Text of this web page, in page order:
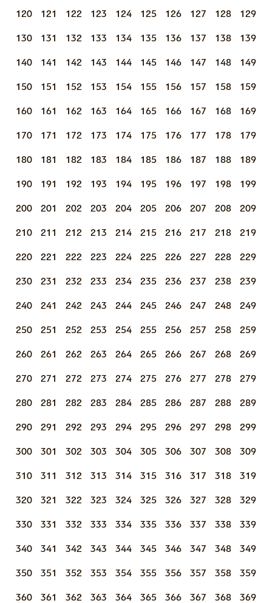
120 121 122 123 124 125 126 127 128 129
130 131 132 133 134 135 136 137 138 139
140 141 142 143 144 145 146 147 148 149
150 151 152 153 154 155 156 157 158 159
160 161 162 163 164 165 166 167 168 169
170 171 172 173 174 175 176 177 178 179
180 181 182 183 184 185 186 187 188 189
190 191 192 193 194 195 196 197 198 199
200 201 202 203 204 205 206 207 208 209
210 211 212 213 214 215 216 217 218 219
220 221 222 223 224 225 226 227 228 229
230 231 232 233 234 235 236 237 238 239
240 241 242 243 244 245 246 247 248 249
250 251 252 253 254 255 256 257 258 259
260 261 262 263 264 265 266 267 268 269
270 271 272 273 274 275 276 277 278 279
280 281 282 283 284 285 286 287 288 289
290 291 292 293 294 295 296 297 298 299
300 301 302 303 304 305 306 307 308 309
310 311 312 313 314 315 316 317 318 319
320 321 322 323 324 325 326 327 328 329
330 331 332 333 334 335 336 337 338 339
340 341 342 343 344 345 346 347 348 349
350 351 352 353 354 355 356 357 358 359
360 361 362 363 364 365 366 367 368 369